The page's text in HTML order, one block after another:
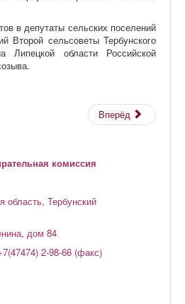
в депутаты сельских поселений
Второй сельсоветы Тербунского
Липецкой области Российской
Вперёд
комиссия
область, Тербунский
дом 84
2-98-66 (факс)